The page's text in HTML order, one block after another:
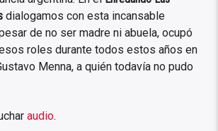
dialogamos con esta incansable
de no ser madre ni abuela, ocupó
roles durante todos estos años en
Menna, a quién todavía no pudo
audio.